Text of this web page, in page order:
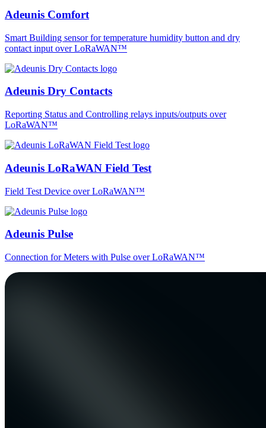
Adeunis Comfort
Smart Building sensor for temperature humidity button and dry
contact input over LoRaWAN™
Adeunis Dry Contacts
Reporting Status and Controlling relays inputs/outputs over
LoRaWAN™
Adeunis LoRaWAN Field Test
Field Test Device over LoRaWAN™
Adeunis Pulse
Connection for Meters with Pulse over LoRaWAN™